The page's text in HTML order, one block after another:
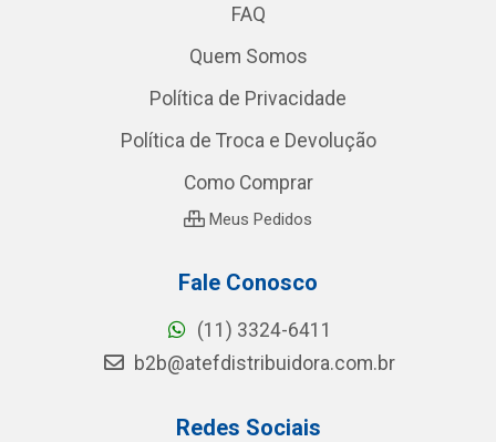
FAQ
Quem Somos
Política de Privacidade
Política de Troca e Devolução
Como Comprar
Meus Pedidos
Fale Conosco
(11) 3324-6411
b2b@atefdistribuidora.com.br
Redes Sociais